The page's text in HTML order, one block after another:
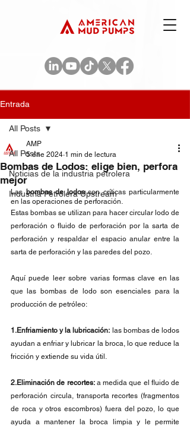
Entrada
All Posts
Noticias de la industria petrolera
Industria Petrolera Upstream
All Posts
Bombas de Lodos: elige bien, perfora
mejor
AMP
5 ene 2024 1 min de lectura
Las bombas de lodos son críticas particularmente
en las operaciones de perforación.
Estas bombas se utilizan para hacer circular lodo de
perforación o fluido de perforación por la sarta de
perforación y respaldar el espacio anular entre la
sarta de perforación y las paredes del pozo.
Aquí puede leer sobre varias formas clave en las
que las bombas de lodo son esenciales para la
producción de petróleo:
1.Enfriamiento y la lubricación: las bombas de lodos
ayudan a enfriar y lubricar la broca, lo que reduce la
fricción y extiende su vida útil.
2.Eliminación de recortes: a medida que el fluido de
perforación circula, transporta recortes (fragmentos
de roca y otros escombros) fuera del pozo, lo que
ayuda a mantener la broca limpia y le permite